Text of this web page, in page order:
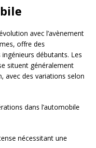
avec l’avènement
offre des
débutants. Les
situent généralement
avec des variations selon
dans l’automobile
nécessitant une